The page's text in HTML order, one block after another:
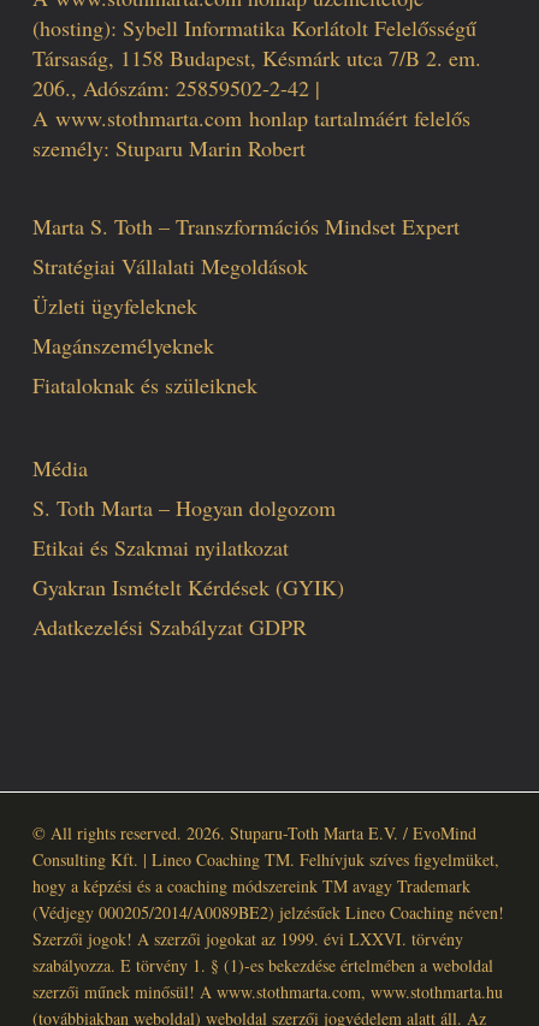
(hosting): Sybell Informatika Korlátolt Felelősségű
Társaság, 1158 Budapest, Késmárk utca 7/B 2. em.
206., Adószám: 25859502-2-42 |
A www.stothmarta.comhonlap tartalmáért felelős
személy: Stuparu Marin Robert
Marta S. Toth – Transzformációs Mindset Expert
Stratégiai Vállalati Megoldások
Üzleti ügyfeleknek
Magánszemélyeknek
Fiataloknak és szüleiknek
Média
S. Toth Marta – Hogyan dolgozom
Etikai és Szakmai nyilatkozat
Gyakran Ismételt Kérdések (GYIK)
Adatkezelési Szabályzat GDPR
© All rights reserved. 2026. Stuparu-Toth Marta E.V. / EvoMind
Consulting Kft. | Lineo Coaching TM. Felhívjuk szíves figyelmüket,
hogy a képzési és a coaching módszereink TM avagy Trademark
(Védjegy 000205/2014/A0089BE2) jelzésűek Lineo Coaching néven!
Szerzői jogok! A szerzői jogokat az 1999. évi LXXVI. törvény
szabályozza. E törvény 1. § (1)-es bekezdése értelmében a weboldal
szerzői műnek minősül! A www.stothmarta.com, www.stothmarta.hu
(továbbiakban weboldal) weboldal szerzői jogvédelem alatt áll. Az